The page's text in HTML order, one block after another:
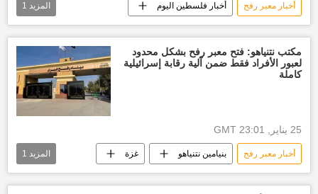
أخبار معبر رفح أخبار فلسطين اليوم
قطاع غزة العالم
المزيد 1
مكتب نتنياهو: فتح معبر رفح بشكل محدود
لعبور الأفراد فقط ضمن آلية رقابة إسرائيلية
كاملة
25 يناير, 23:01 GMT
أخبار معبر رفح بنيامين نتنياهو غزة
العالم
المزيد 1